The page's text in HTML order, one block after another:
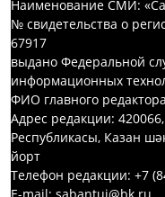
Наименование СМИ:
№ свидетельства о
67917
выдано Федеральной
информационных
ФИО главного
Адрес редакции:
Республикасы, Казан
йорт
Телефон редакции: +7